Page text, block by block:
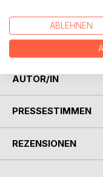
des europäischen
Vision einer heiligen
unterstützen
AUTOR/IN
PRESSESTIMMEN
REZENSIONEN
ABLEHNEN